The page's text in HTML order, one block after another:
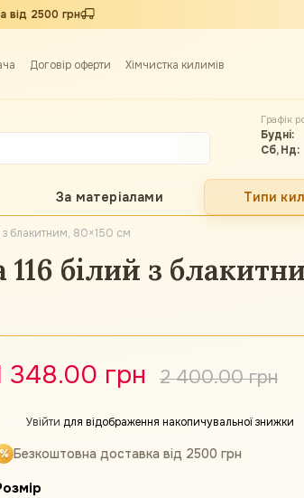
від 2500 грн
Договір оферти Хімчистка килимів
Графік
Будні:
Сб, Нд:
За матеріалами Типи
блакитним, 80×150 см
білий з
348.00 грн 2 400.00 грн
Увійти для відображення накопичувальної знижки
Безкоштовна доставка від 2500 грн